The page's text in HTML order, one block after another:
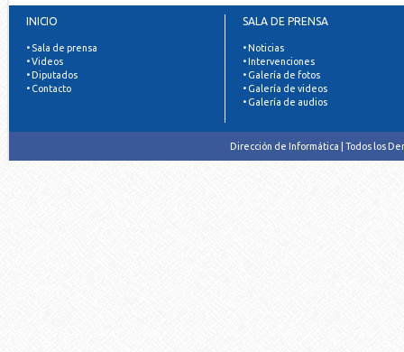
INICIO
• Sala de prensa
• Videos
• Diputados
• Contacto
SALA DE PRENSA
• Noticias
• Intervenciones
• Galería de fotos
• Galería de videos
• Galería de audios
Dirección de Informática | Todos los